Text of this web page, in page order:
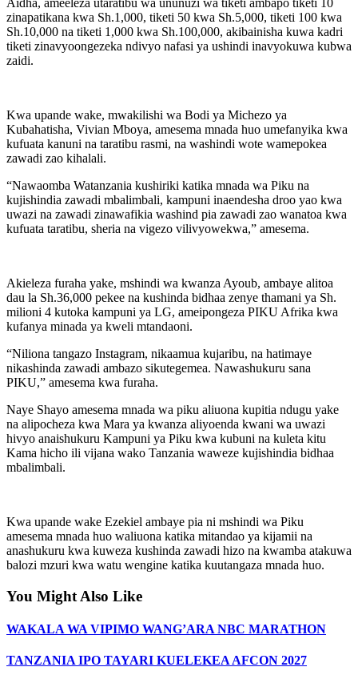
zinapatikana kwa Sh.1,000, tiketi 50 kwa Sh.5,000, tiketi 100 kwa
Sh.10,000 na tiketi 1,000 kwa Sh.100,000, akibainisha kuwa kadri
tiketi zinavyoongezeka ndivyo nafasi ya ushindi inavyokuwa kubwa
zaidi.
Kwa upande wake, mwakilishi wa Bodi ya Michezo ya
Kubahatisha, Vivian Mboya, amesema mnada huo umefanyika kwa
kufuata kanuni na taratibu rasmi, na washindi wote wamepokea
zawadi zao kihalali.
“Nawaomba Watanzania kushiriki katika mnada wa Piku na
kujishindia zawadi mbalimbali, kampuni inaendesha droo yao kwa
uwazi na zawadi zinawafikia washind pia zawadi zao wanatoa kwa
kufuata taratibu, sheria na vigezo vilivyowekwa,” amesema.
Akieleza furaha yake, mshindi wa kwanza Ayoub, ambaye alitoa
dau la Sh.36,000 pekee na kushinda bidhaa zenye thamani ya Sh.
milioni 4 kutoka kampuni ya LG, ameipongeza PIKU Afrika kwa
kufanya minada ya kweli mtandaoni.
“Niliona tangazo Instagram, nikaamua kujaribu, na hatimaye
nikashinda zawadi ambazo sikutegemea. Nawashukuru sana
PIKU,” amesema kwa furaha.
Naye Shayo amesema mnada wa piku aliuona kupitia ndugu yake
na alipocheza kwa Mara ya kwanza aliyoenda kwani wa uwazi
hivyo anaishukuru Kampuni ya Piku kwa kubuni na kuleta kitu
Kama hicho ili vijana wako Tanzania waweze kujishindia bidhaa
mbalimbali.
Kwa upande wake Ezekiel ambaye pia ni mshindi wa Piku
amesema mnada huo waliuona katika mitandao ya kijamii na
anashukuru kwa kuweza kushinda zawadi hizo na kwamba atakuwa
balozi mzuri kwa watu wengine katika kuutangaza mnada huo.
You Might Also Like
WAKALA WA VIPIMO WANG’ARA NBC MARATHON
TANZANIA IPO TAYARI KUELEKEA AFCON 2027